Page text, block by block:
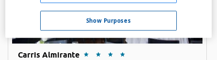
Carris Almirante
Show Purposes